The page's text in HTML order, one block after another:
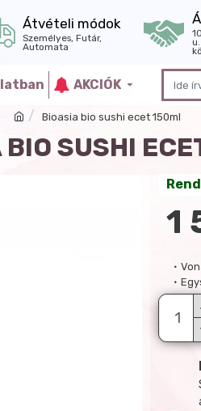
Átvételi módok
Személyes, Futár,
Automata
AKCIÓK
Bioasia bio sushi ecet 150ml
SUSHI
1